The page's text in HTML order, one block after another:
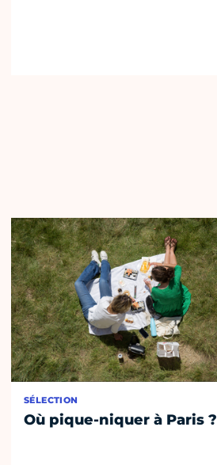
SÉLECTION
Où pique-niquer à Paris ?